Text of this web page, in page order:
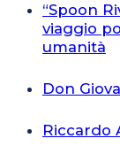
“Spoon
viaggio
umanità
Don
Riccardo